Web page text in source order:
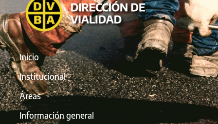
Inicio
Institucional
Áreas
Información general